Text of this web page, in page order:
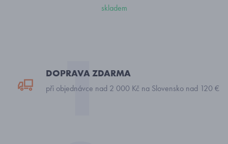
skladem
DOPRAVA ZDARMA
při objednávce nad 2 000 Kč na Slovensko nad 120 €